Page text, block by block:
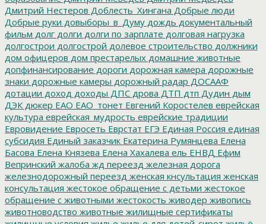
Дмитрий Нестеров Доблесть_Хингана Добрые люди
Добрые руки довыборы_в_Думу дождь документальный
фильм долг долги долги по зарплате долговая нагрузка
долгострои долгострой долевое строительство должники
дом офицеров дом престарелых домашние животные
допфинансирование дороги дорожная камера дорожные
знаки дорожные камеры дорожный радар ДОСААФ
дотации доход доходы ДПС дрова ДТП дтп Дудин дым
ДЭК дюкер ЕАО ЕАО_тонет Евгений Коростелев еврейская
культура еврейская_мудрость еврейские традиции
Евровидение Евросеть Еврстат ЕГЭ Единая Россия единая
субсидия Единый заказчик Екатерина Румянцева Елена
Басова Елена Князева Елена Хахалева ель ЕНВД Ефим
Вепринский жалоба жд переезд железная дорога
железнодорожный переезд женская кнсультация женская
консультация жестокое обращение с детьми жестокое
обращение с животными жестокость живодер живопись
животноводство животные жилищные сертификаты